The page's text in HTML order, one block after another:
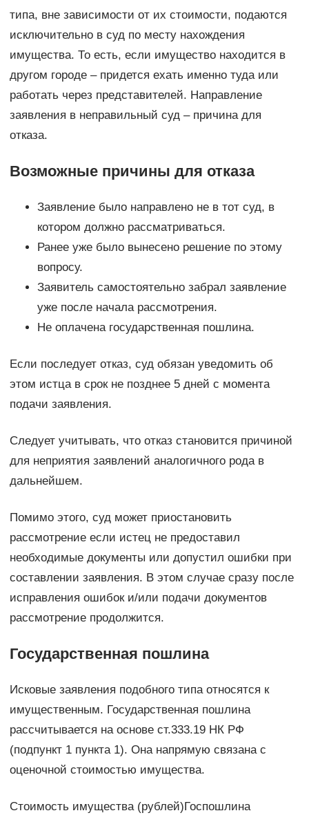
типа, вне зависимости от их стоимости, подаются
исключительно в суд по месту нахождения
имущества. То есть, если имущество находится в
другом городе – придется ехать именно туда или
работать через представителей. Направление
заявления в неправильный суд – причина для
отказа.
Возможные причины для отказа
Заявление было направлено не в тот суд, в
котором должно рассматриваться.
Ранее уже было вынесено решение по этому
вопросу.
Заявитель самостоятельно забрал заявление
уже после начала рассмотрения.
Не оплачена государственная пошлина.
Если последует отказ, суд обязан уведомить об
этом истца в срок не позднее 5 дней с момента
подачи заявления.
Следует учитывать, что отказ становится причиной
для неприятия заявлений аналогичного рода в
дальнейшем.
Помимо этого, суд может приостановить
рассмотрение если истец не предоставил
необходимые документы или допустил ошибки при
составлении заявления. В этом случае сразу после
исправления ошибок и/или подачи документов
рассмотрение продолжится.
Государственная пошлина
Исковые заявления подобного типа относятся к
имущественным. Государственная пошлина
рассчитывается на основе ст.333.19 НК РФ
(подпункт 1 пункта 1). Она напрямую связана с
оценочной стоимостью имущества.
Стоимость имущества (рублей)Госпошлина